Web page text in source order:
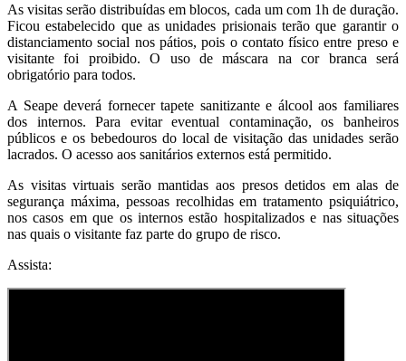
As visitas serão distribuídas em blocos, cada um com 1h de duração.
Ficou estabelecido que as unidades prisionais terão que garantir o
distanciamento social nos pátios, pois o contato físico entre preso e
visitante foi proibido. O uso de máscara na cor branca será
obrigatório para todos.
A Seape deverá fornecer tapete sanitizante e álcool aos familiares
dos internos. Para evitar eventual contaminação, os banheiros
públicos e os bebedouros do local de visitação das unidades serão
lacrados. O acesso aos sanitários externos está permitido.
As visitas virtuais serão mantidas aos presos detidos em alas de
segurança máxima, pessoas recolhidas em tratamento psiquiátrico,
nos casos em que os internos estão hospitalizados e nas situações
nas quais o visitante faz parte do grupo de risco.
Assista: